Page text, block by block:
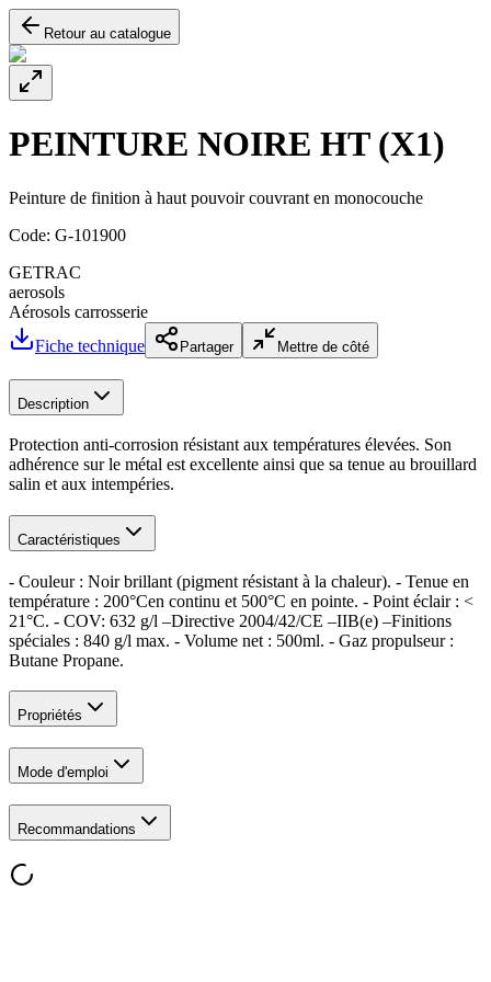
Retour au catalogue
PEINTURE NOIRE HT (X1)
Peinture de finition à haut pouvoir couvrant en monocouche
Code: G-101900
GETRAC
aerosols
Aérosols carrosserie
Fiche technique
Partager Mettre de côté
Description
Protection anti-corrosion résistant aux températures élevées. Son
adhérence sur le métal est excellente ainsi que sa tenue au brouillard
salin et aux intempéries.
Caractéristiques
- Couleur : Noir brillant (pigment résistant à la chaleur). - Tenue en
température : 200°Cen continu et 500°C en pointe. - Point éclair : <
21°C. - COV: 632 g/l –Directive 2004/42/CE –IIB(e) –Finitions
spéciales : 840 g/l max. - Volume net : 500ml. - Gaz propulseur :
Butane Propane.
Propriétés
Mode d'emploi
Recommandations